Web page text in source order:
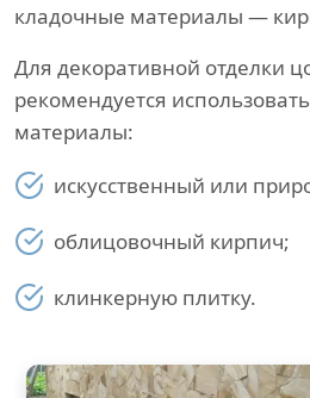
кладочные материалы —
Для декоративной отделки
рекомендуется
материалы:
искусственный или
облицовочный кирпич;
клинкерную плитку.